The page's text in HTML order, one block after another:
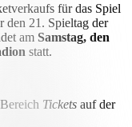
für das Spiel
den 21. Spieltag der
am Samstag, den
statt.
Tickets auf der